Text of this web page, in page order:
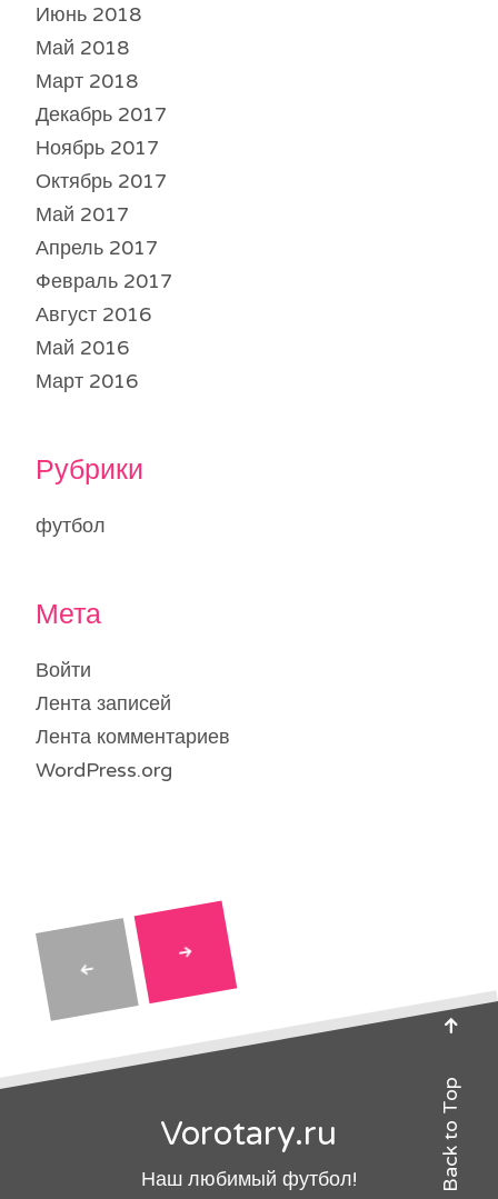
Июнь 2018
Май 2018
Март 2018
Декабрь 2017
Ноябрь 2017
Октябрь 2017
Май 2017
Апрель 2017
Февраль 2017
Август 2016
Май 2016
Март 2016
Рубрики
футбол
Мета
Войти
Лента записей
Лента комментариев
WordPress.org
Posts
navigation
Vorotary.ru
Наш любимый футбол! Back to Top